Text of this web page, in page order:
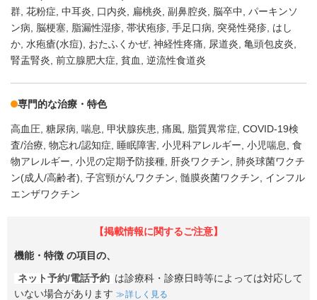
群 花粉症 中耳炎 口内炎 扁桃炎 副鼻腔炎 脳卒中
パーキンソ
ン病
脳梗塞 脂漏性湿疹 帯状疱疹 手足口病 突発性発疹 はし
か 水疱瘡(水痘) おたふくかぜ 神経性疼痛 尿道炎 亀頭包皮炎
腎盂腎炎 前立腺肥大症 貧血 逆流性食道炎
専門的な治療・特色
高血圧 糖尿病 喘息 甲状腺疾患 痛風 脂質異常症 COVID-19検
査/治療 物忘れ/認知症 睡眠障害 小児科アレルギー 小児喘息
食
物アレルギー 小児の定期予防接種 肝炎ワクチン
肺炎球菌ワクチ
ン(成人/高齢者) 子宮頸がんワクチン 髄膜炎菌ワクチン
インフル
エンザワクチン
【掲載情報に関するご注意】
機能・特徴 の項目の、
ネット予約/電話予約 は診療科・診療日時等によっては対応して
いない場合があります
詳しく見る